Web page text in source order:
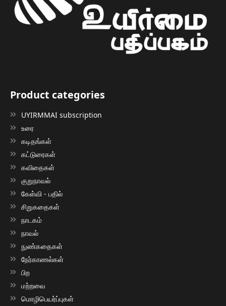
Product categories
UYIRMMAI subscription
உரை
கடிதங்கள்
கட்டுரைகள்
கவிதைகள்
குறுநாவல்
கேள்வி - பதில்
சிறுகதைகள்
நாடகம்
நாவல்
நுண்கதைகள்
நேர்காணல்கள்
பிற
மற்றவை
மொழிபெயர்ப்புகள்